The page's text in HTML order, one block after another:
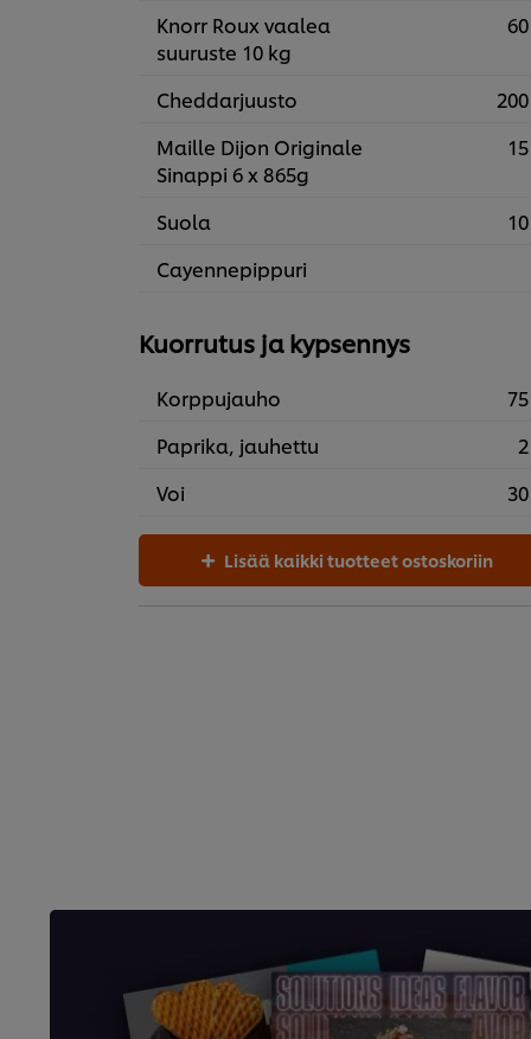
Knorr Roux vaalea
suuruste 10 kg
Cheddarjuusto
Maille Dijon Originale
Sinappi 6 x 865g
Suola
Cayennepippuri
Kuorrutus ja kypsennys
Korppujauho
Paprika, jauhettu
Voi
Lisää kaikki tuotteet ostoskoriin